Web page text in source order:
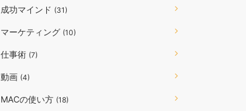
成功マインド (31)
マーケティング (10)
仕事術 (7)
動画 (4)
MACの使い方 (18)